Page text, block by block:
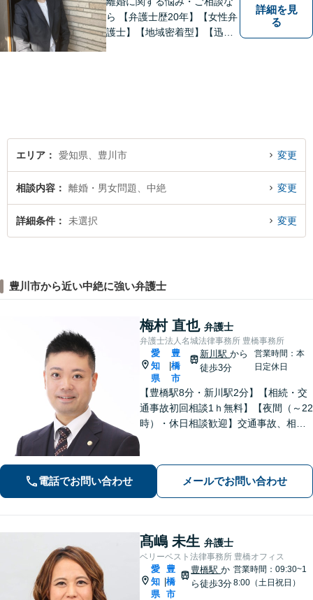
ら 【弁護士歴20年】【女性弁
護士】【地域密着型】【迅
詳細を見
る
エリア 愛知県、豊川市 変更
相談内容 離婚・男女問題、中絶 変更
詳細条件 未選択 変更
豊川市から近い中絶に強い弁護士
梅村 直也 弁護士
弁護士法人名城法律事務所 豊橋事務所
愛
知
県
豊
橋
市
新川駅から
徒歩3分
営業時間：本
日定休日
【豊橋駅8分・新川駅2分】【相続・交
通事故初回相談1ｈ無料】【夜間（～22
時）・休日相談歓迎】交通事故、相
誠心誠意取り組みます。少しでもお悩
みがあれば、お気軽にご相談くださ
い。
電話でお問い合わせ メールでお問い合わせ
髙嶋 未生 弁護士
ベリーベスト法律事務所 豊橋オフィス
愛
知
県
|
豊
橋
市
豊橋駅か
ら徒歩3分
営業時間：09:30~1
8:00（土日祝日）